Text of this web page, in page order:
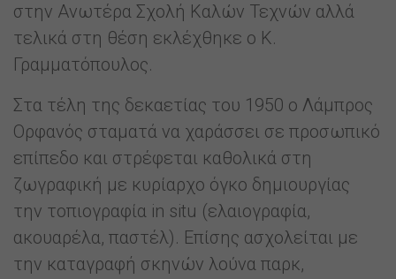
στην Ανωτέρα Σχολή Καλών Τεχνών αλλά
τελικά στη θέση εκλέχθηκε ο Κ.
Γραμματόπουλος.
Στα τέλη της δεκαετίας του 1950 ο Λάμπρος
Ορφανός σταματά να χαράσσει σε προσωπικό
επίπεδο και στρέφεται καθολικά στη
ζωγραφική με κυρίαρχο όγκο δημιουργίας
την τοπιογραφία in situ (ελαιογραφία,
ακουαρέλα, παστέλ). Επίσης ασχολείται με
την καταγραφή σκηνών λούνα παρκ,